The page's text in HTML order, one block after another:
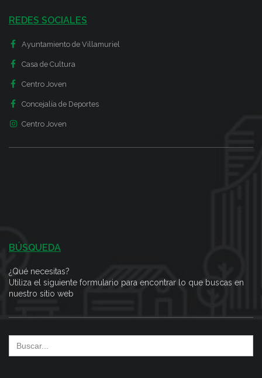
REDES SOCIALES
Ayuntamiento de Villamuriel
Casa de Cultura
Centro Joven
Concejalía de Deportes
Centro Joven
BÚSQUEDA
¿Qué necesitas?
Utiliza el siguiente formulario para encontrar lo que buscas en
nuestro sitio web
Search
for: